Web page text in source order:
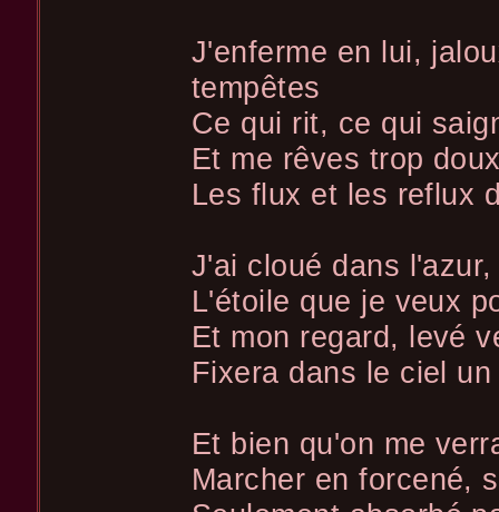
J'enferme en lui,
tempêtes
Ce qui rit, ce qui
Et me rêves trop
Les flux et les reflux
J'ai cloué dans
L'étoile que je veux
Et mon regard, levé
Fixera dans le ciel
Et bien qu'on me
Marcher en forcené,